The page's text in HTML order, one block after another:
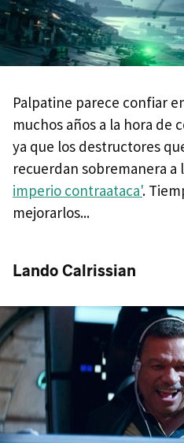
Palpatine parece confiar
muchos años a la hora de
ya que los destructores
recuerdan sobremanera a
imperio contraataca'.
mejorarlos...
Lando Calrissian